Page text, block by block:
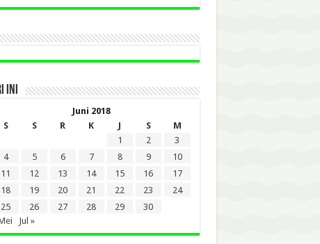
INI
Juni 2018
S
S R K J S
M
1
2
3
4
5 6 7 8 9
10
11
12 13 14 15 16
17
18
19 20 21 22 23
24
25
26 27 28 29
30
Jul »